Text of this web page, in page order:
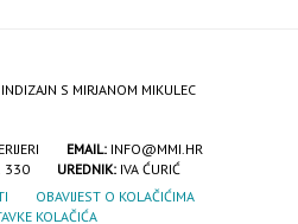
S MIRJANOM MIKULEC
EMAIL: INFO@MMI.HR
330 UREDNIK: IVA ĆURIĆ
OBAVIJEST O KOLAČIĆIMA
KOLAČIĆA